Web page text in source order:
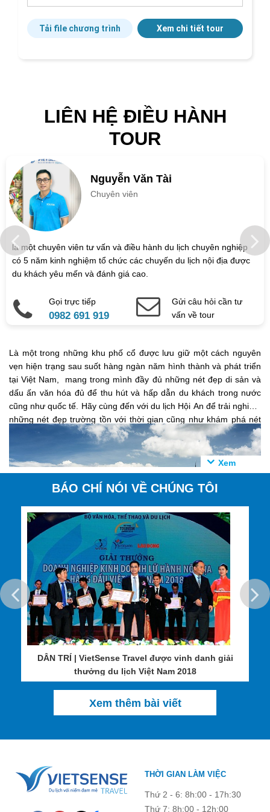
Tải file chương trình Xem chi tiết tour
LIÊN HỆ ĐIỀU HÀNH
TOUR
Nguyễn Văn Tài
Chuyên viên
là một chuyên viên tư vấn và điều hành du lịch chuyên nghiệp
có 5 năm kinh nghiệm tổ chức các chuyến du lịch nội địa được
du khách yêu mến và đánh giá cao.
Gọi trực tiếp
0982 691 919
Gửi câu hỏi cần tư
vấn về tour
Là một trong những khu phố cổ được lưu giữ một cách nguyên
vẹn hiện trạng sau suốt hàng ngàn năm hình thành và phát triển
tại Việt Nam, mang trong mình đầy đủ những nét đẹp di sản và
dấu ấn văn hóa đủ để thu hút và hấp dẫn du khách trong nước
cũng như quốc tế. Hãy cùng đến với du lịch Hội An để trải nghiệm
những nét đẹp trường tồn với thời gian cũng như khám phá nét
đẹp trong tâm hồn con người và nền văn hóa nơi đây.
Phố cổ là một đô thị cổ nằm ven con sông Hoài thuộc vùng đồng
bằng ven biển ở tỉnh Quảng Nam. Nơi đây được biết tới giống
như một vùng đất mà dòng chảy của thời gian chẳng thể nào xóa
nhòa đi được những đường nét kiến trúc cổ xưa đã tồn tại qua
biết bao nhiêu thế hệ đời người. Chỉ gói gọn trong khuôn viên có
diện tích khoảng chừng 2km2, mang theo một địa thế đặc biệt
với dạng kiến trúc theo kiểu bàn cờ đặc trưng cùng với những con
khắc ghi dấu ấn đậm nét trong lòng người lữ khách bởi hàng loạt
đó bao gồm hơn một ngàn ngôi nhà cổ, 11 giếng nước cổ, 38 nhà
cầu nổi tiếng.
BÁO CHÍ NÓI VỀ CHÚNG TÔI
DÂN TRÍ | VietSense Travel được vinh danh giải
thưởng du lịch Việt Nam 2018
Xem thêm bài viết
THỜI GIAN LÀM VIỆC
Thứ 2 - 6: 8h:00 - 17h:30
Thứ 7: 8h:00 - 12h:00